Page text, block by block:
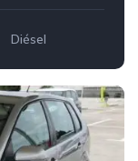
Diésel